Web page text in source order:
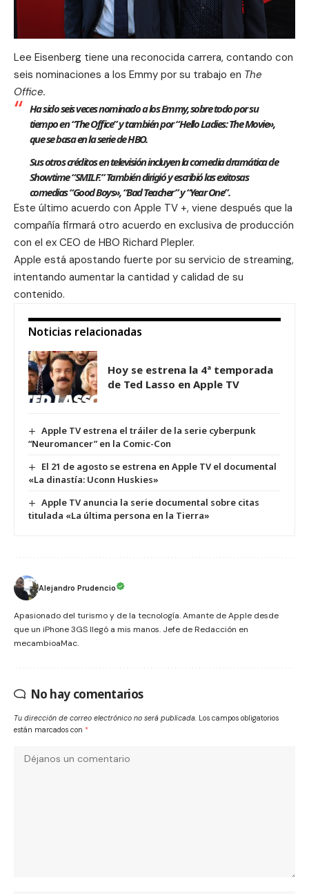
Lee Eisenberg tiene una reconocida carrera, contando con
seis nominaciones a los Emmy por su trabajo en The
Office.
Ha sido seis veces nominado a los Emmy, sobre todo por su
tiempo en “The Office” y también por “Hello Ladies: The Movie»,
que se basa en la serie de HBO.
Sus otros créditos en televisión incluyen la comedia dramática de
Showtime “SMILF.” También dirigió y escribió las exitosas
comedias “Good Boys», “Bad Teacher” y “Year One”.
Este último acuerdo con Apple TV +, viene después que la
compañía firmará otro acuerdo en exclusiva de producción
con el ex CEO de HBO Richard Plepler.
Apple está apostando fuerte por su servicio de streaming,
intentando aumentar la cantidad y calidad de su
contenido.
Noticias relacionadas
Hoy se estrena la 4ª temporada
de Ted Lasso en Apple TV
Apple TV estrena el tráiler de la serie cyberpunk
“Neuromancer” en la Comic-Con
El 21 de agosto se estrena en Apple TV el documental
«La dinastía: Uconn Huskies»
Apple TV anuncia la serie documental sobre citas
titulada «La última persona en la Tierra»
Alejandro Prudencio
Apasionado del turismo y de la tecnología. Amante de Apple desde
que un iPhone 3GS llegó a mis manos. Jefe de Redacción en
mecambioaMac.
No hay comentarios
Tu dirección de correo electrónico no será publicada. Los campos obligatorios
están marcados con *